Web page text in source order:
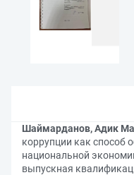
Шаймарданов, Адик
коррупции как способ
национальной
выпускная